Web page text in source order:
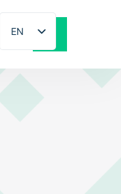
EN
EL